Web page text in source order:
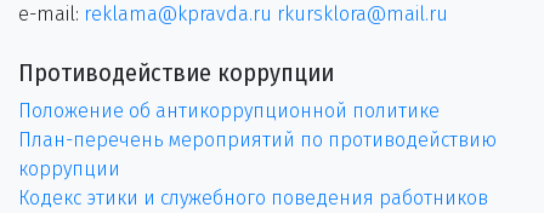
e-mail: reklama@kpravda.ru rkursklora@mail.ru
Противодействие коррупции
Положение об антикоррупционной политике
План-перечень мероприятий по противодействию
коррупции
Кодекс этики и служебного поведения работников